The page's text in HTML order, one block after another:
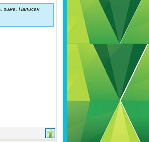
зима. Написан